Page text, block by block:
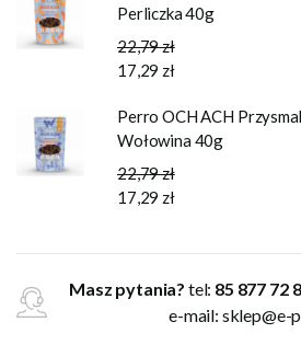
Perliczka 40g
22,79 zł
17,29 zł
Perro OCH ACH
Wołowina 40g
22,79 zł
17,29 zł
Masz pytania? tel: 85 877 72
e-mail: sklep@e-